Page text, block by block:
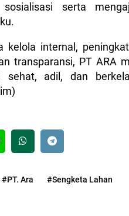
serta
kelola internal,
transparansi, PT ARA
sehat, adil, dan
#PT. Ara #Sengketa Lahan